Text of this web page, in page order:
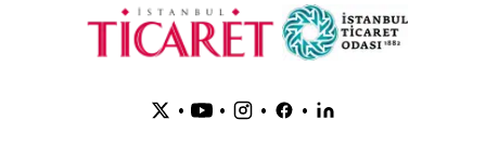
• • • •